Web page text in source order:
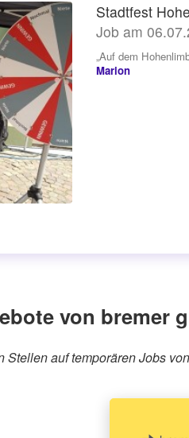
Stadtfest
Job am
„Auf dem
Marion
von bremer
Stellen auf temporären Jobs